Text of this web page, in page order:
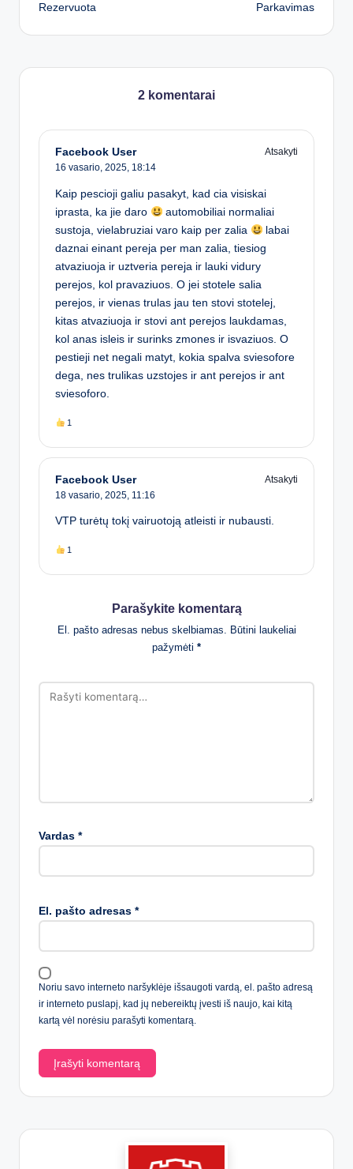
navigation
Rezervuota Parkavimas
2 komentarai
Facebook User
Atsakyti
16 vasario, 2025, 18:14
Kaip pescioji galiu pasakyt, kad cia visiskai
iprasta, ka jie daro
automobiliai normaliai
sustoja, vielabruziai varo kaip per zalia
labai
daznai einant pereja per man zalia, tiesiog
atvaziuoja ir uztveria pereja ir lauki vidury
perejos, kol pravaziuos. O jei stotele salia
perejos, ir vienas trulas jau ten stovi stotelej,
kitas atvaziuoja ir stovi ant perejos laukdamas,
kol anas isleis ir surinks zmones ir isvaziuos. O
pestieji net negali matyt, kokia spalva sviesofore
dega, nes trulikas uzstojes ir ant perejos ir ant
sviesoforo.
1
Facebook User
Atsakyti
18 vasario, 2025, 11:16
VTP turėtų tokį vairuotoją atleisti ir nubausti.
1
Parašykite komentarą
El. pašto adresas nebus skelbiamas.
Būtini laukeliai
pažymėti *
Vardas *
El. pašto adresas *
Noriu savo interneto naršyklėje išsaugoti vardą, el. pašto adresą
ir interneto puslapį, kad jų nebereiktų įvesti iš naujo, kai kitą
kartą vėl norėsiu parašyti komentarą.